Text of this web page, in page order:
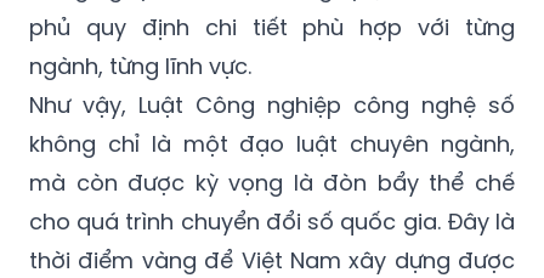
phủ quy định chi tiết phù hợp với từng
ngành, từng lĩnh vực.
Như vậy, Luật Công nghiệp công nghệ số
không chỉ là một đạo luật chuyên ngành,
mà còn được kỳ vọng là đòn bẩy thể chế
cho quá trình chuyển đổi số quốc gia. Đây là
thời điểm vàng để Việt Nam xây dựng được